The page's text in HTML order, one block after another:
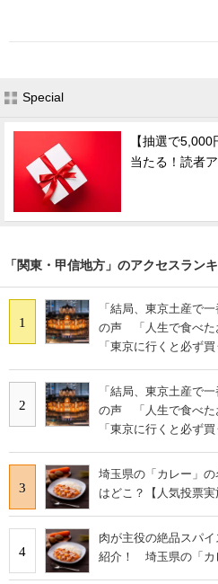
Special
【抽選で
当たる！読者
「関東・甲信地方」のアクセスラン
1
「結局、東京土産で
の声 「人生で食べた
「東京に行くと必ず
2
「結局、東京土産で
の声 「人生で食べた
「東京に行くと必ず
3
埼玉県の「カレー」
はどこ？【人気投票実
4
肉が主役の絶品スパ
紹介！ 埼玉県の「カ